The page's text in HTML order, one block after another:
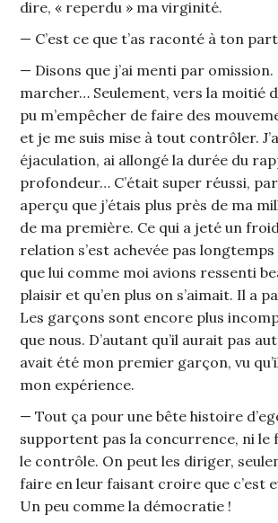
dire, « reperdu » ma virginité.
— C’est ce que t’as raconté à ton
— Disons que j’ai menti par omission.
marcher… Seulement, vers la moitié
pu m’empêcher de faire des
et je me suis mise à tout contrôler.
éjaculation, ai allongé la durée du
profondeur… C’était super réussi,
aperçu que j’étais plus près de ma
de ma première. Ce qui a jeté un
relation s’est achevée pas
que lui comme moi avions ressenti
plaisir et qu’en plus on s’aimait. Il a
Les garçons sont encore plus
que nous. D’autant qu’il aurait pas
avait été mon premier garçon, vu
mon expérience.
— Tout ça pour une bête histoire
supportent pas la concurrence, ni le
le contrôle. On peut les diriger,
faire en leur faisant croire que c’est
Un peu comme la démocratie !